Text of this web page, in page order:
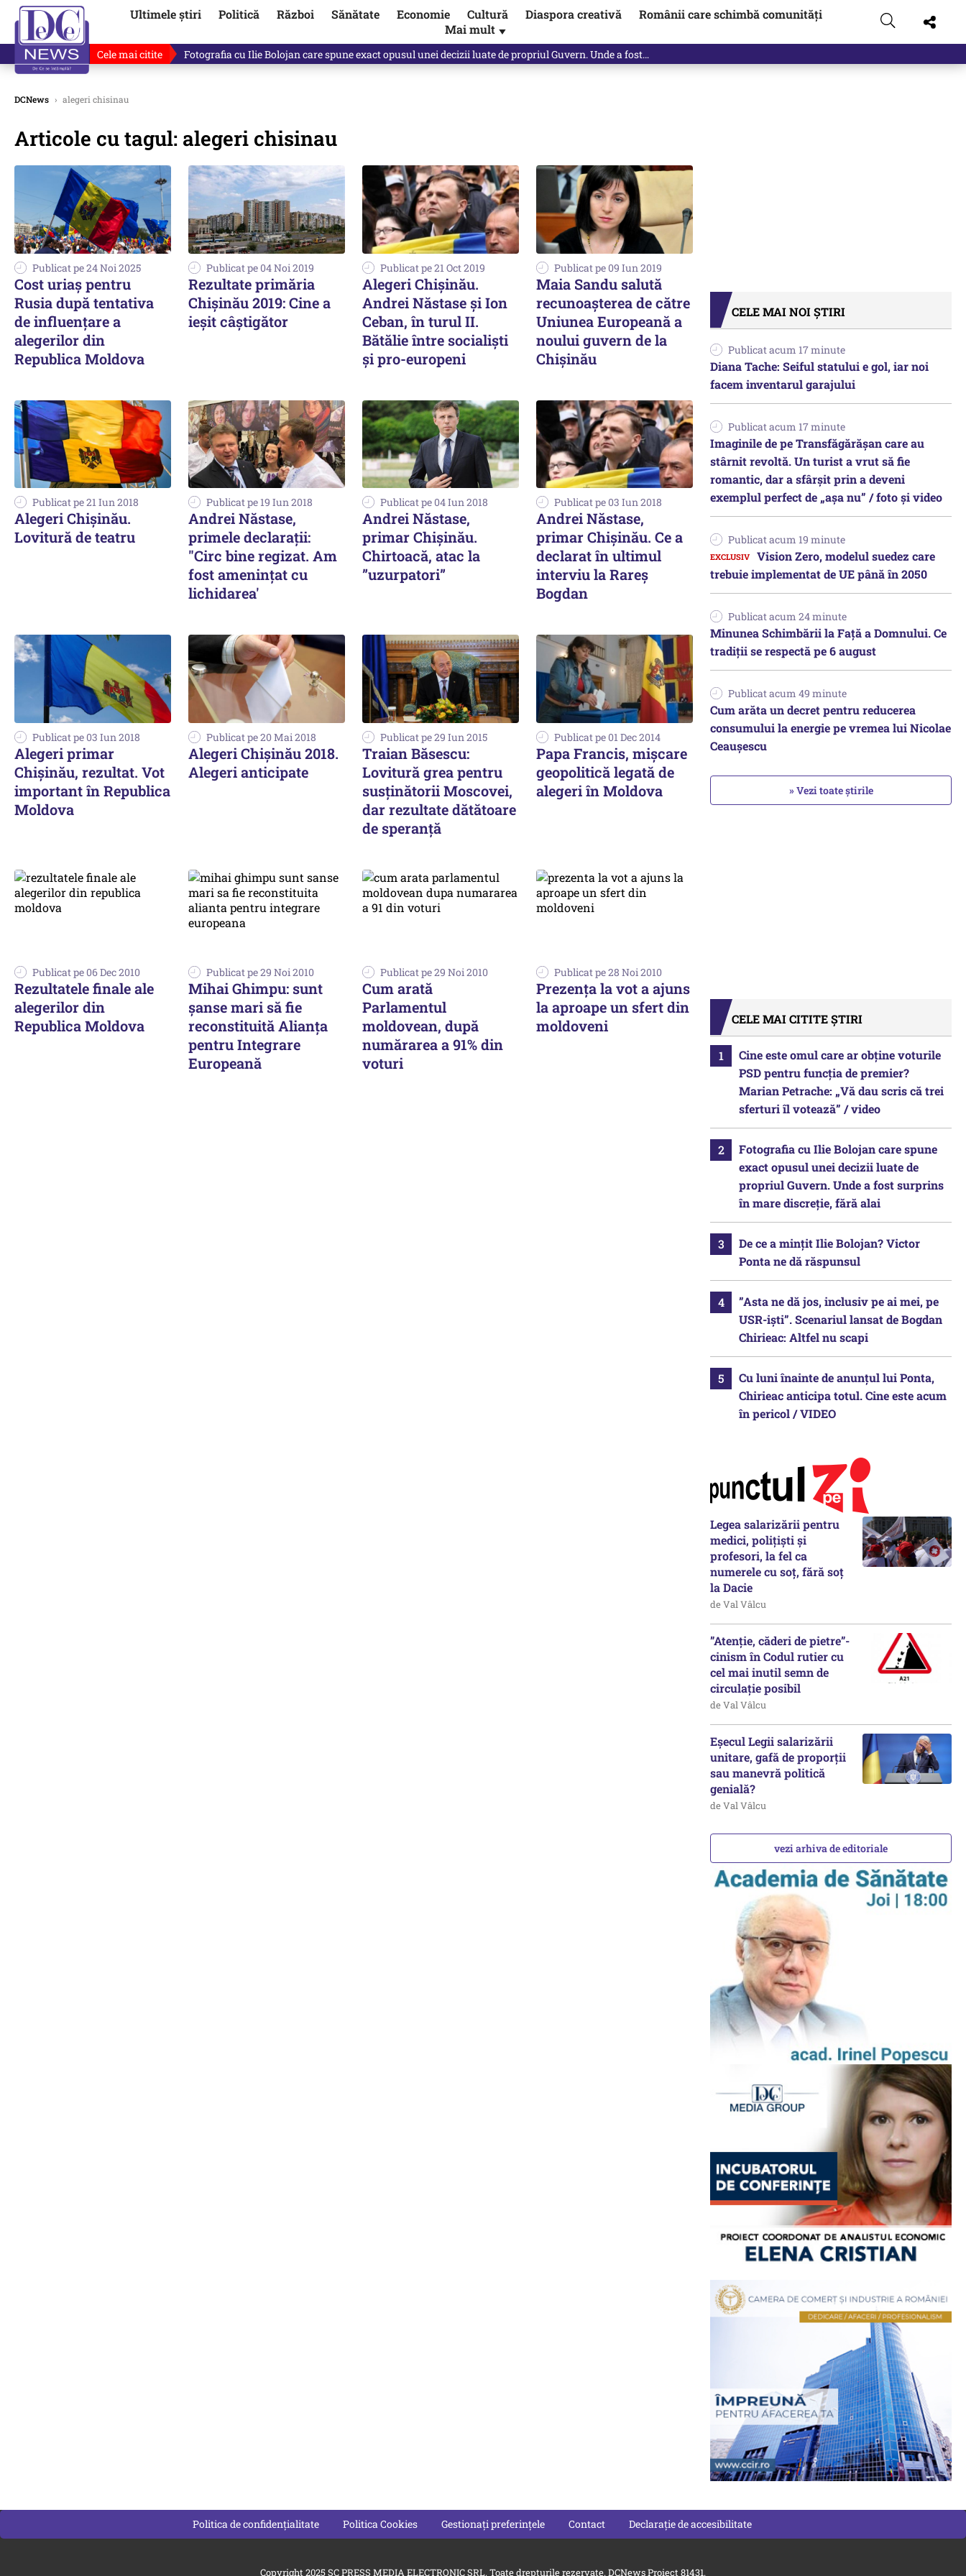
Ultimele știri Politică Război Sănătate Economie Cultură Diaspora creativă
Românii care schimbă comunități
Mai mult ▼
Cele mai citite Fotografia cu Ilie Bolojan care spune exact opusul unei decizii luate de propriul Guvern. Unde a fost…
DCNews › alegeri chisinau
Articole cu tagul: alegeri chisinau
Publicat pe 24 Noi 2025
Cost uriaș pentru
Rusia după tentativa
de influențare a
alegerilor din
Republica Moldova
Publicat pe 04 Noi 2019
Rezultate primăria
Chișinău 2019: Cine a
ieșit câștigător
Publicat pe 21 Oct 2019
Alegeri Chișinău.
Andrei Năstase și Ion
Ceban, în turul II.
Bătălie între socialiști
și pro-europeni
Publicat pe 09 Iun 2019
Maia Sandu salută
recunoaşterea de către
Uniunea Europeană a
noului guvern de la
Chişinău
Publicat pe 21 Iun 2018
Alegeri Chișinău.
Lovitură de teatru
Publicat pe 19 Iun 2018
Andrei Năstase,
primele declaraţii:
"Circ bine regizat. Am
fost ameninţat cu
lichidarea'
Publicat pe 04 Iun 2018
Andrei Năstase,
primar Chișinău.
Chirtoacă, atac la
”uzurpatori”
Publicat pe 03 Iun 2018
Andrei Năstase,
primar Chișinău. Ce a
declarat în ultimul
interviu la Rareș
Bogdan
Publicat pe 03 Iun 2018
Alegeri primar
Chișinău, rezultat. Vot
important în Republica
Moldova
Publicat pe 20 Mai 2018
Alegeri Chișinău 2018.
Alegeri anticipate
Publicat pe 29 Iun 2015
Traian Băsescu:
Lovitură grea pentru
susţinătorii Moscovei,
dar rezultate dătătoare
de speranţă
Publicat pe 01 Dec 2014
Papa Francis, mișcare
geopolitică legată de
alegeri în Moldova
Publicat pe 06 Dec 2010
Rezultatele finale ale
alegerilor din
Republica Moldova
Publicat pe 29 Noi 2010
Mihai Ghimpu: sunt
şanse mari să fie
reconstituită Alianţa
pentru Integrare
Europeană
Publicat pe 29 Noi 2010
Cum arată
Parlamentul
moldovean, după
numărarea a 91% din
voturi
Publicat pe 28 Noi 2010
Prezența la vot a ajuns
la aproape un sfert din
moldoveni
CELE MAI NOI ȘTIRI
Publicat acum 17 minute
Diana Tache: Seiful statului e gol, iar noi
facem inventarul garajului
Publicat acum 17 minute
Imaginile de pe Transfăgărășan care au
stârnit revoltă. Un turist a vrut să fie
romantic, dar a sfârșit prin a deveni
exemplul perfect de „așa nu” / foto și video
Publicat acum 19 minute
Vision Zero, modelul suedez care
trebuie implementat de UE până în 2050
Publicat acum 24 minute
Minunea Schimbării la Față a Domnului. Ce
tradiții se respectă pe 6 august
Publicat acum 49 minute
Cum arăta un decret pentru reducerea
consumului la energie pe vremea lui Nicolae
Ceaușescu
» Vezi toate știrile
CELE MAI CITITE ȘTIRI
Cine este omul care ar obține voturile
PSD pentru funcția de premier?
Marian Petrache: „Vă dau scris că trei
sferturi îl votează” / video
Fotografia cu Ilie Bolojan care spune
exact opusul unei decizii luate de
propriul Guvern. Unde a fost surprins
în mare discreție, fără alai
De ce a mințit Ilie Bolojan? Victor
Ponta ne dă răspunsul
”Asta ne dă jos, inclusiv pe ai mei, pe
USR-iști”. Scenariul lansat de Bogdan
Chirieac: Altfel nu scapi
Cu luni înainte de anunțul lui Ponta,
Chirieac anticipa totul. Cine este acum
în pericol / VIDEO
Legea salarizării pentru
medici, polițiști și
profesori, la fel ca
numerele cu soț, fără soț
la Dacie
de Val Vâlcu
”Atenție, căderi de pietre”-
cinism în Codul rutier cu
cel mai inutil semn de
circulație posibil
de Val Vâlcu
Eșecul Legii salarizării
unitare, gafă de proporții
sau manevră politică
genială?
de Val Vâlcu
vezi arhiva de editoriale
Politica de confidențialitate Politica Cookies Gestionați preferințele Contact Declarație de accesibilitate
Copyright 2025 SC PRESS MEDIA ELECTRONIC SRL. Toate drepturile rezervate. DCNews Proiect 81431.